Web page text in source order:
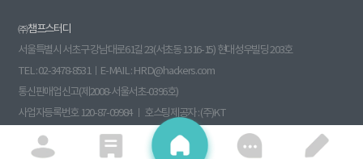
㈜챔프스터디
서울특별시 서초구 강남대로61길 23(서초동 1316-15) 현대성우빌딩 203호
TEL : 02-3478-8531ㅣE-MAIL : HRD@hackers.com
통신판매업신고(제2008-서울서초-0396호)
사업자등록번호 120-87-09984 ㅣ 호스팅제공자 : (주)KT
원격평생교육시설신고(제 원 - 140호) 부가통신사업신고(013760)
대표이사 : 전재윤 ㅣ 개인정보관리책임자 : 김병철